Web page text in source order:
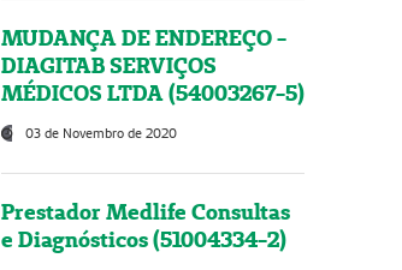
MUDANÇA DE ENDEREÇO -
DIAGITAB SERVIÇOS
MÉDICOS LTDA (54003267-5)
03 de Novembro de 2020
Prestador Medlife Consultas
e Diagnósticos (51004334-2)